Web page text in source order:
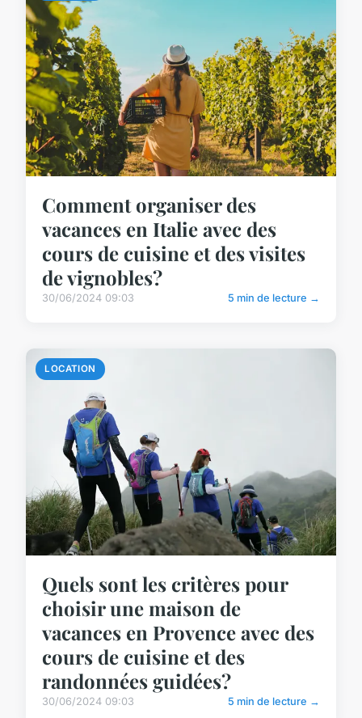
Comment organiser des
vacances en Italie avec des
cours de cuisine et des visites
de vignobles?
30/06/2024 09:03 5 min de lecture →
LOCATION
Quels sont les critères pour
choisir une maison de
vacances en Provence avec des
cours de cuisine et des
randonnées guidées?
30/06/2024 09:03 5 min de lecture →